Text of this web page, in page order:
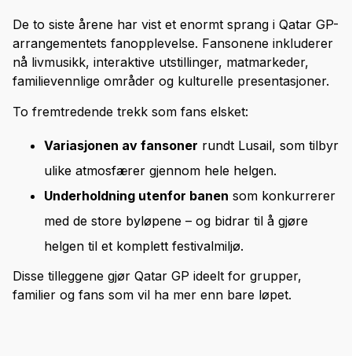
De to siste årene har vist et enormt sprang i Qatar GP-
arrangementets fanopplevelse. Fansonene inkluderer
nå livmusikk, interaktive utstillinger, matmarkeder,
familievennlige områder og kulturelle presentasjoner.
To fremtredende trekk som fans elsket:
Variasjonen av fansoner rundt Lusail, som tilbyr
ulike atmosfærer gjennom hele helgen.
Underholdning utenfor banen som konkurrerer
med de store byløpene – og bidrar til å gjøre
helgen til et komplett festivalmiljø.
Disse tilleggene gjør Qatar GP ideelt for grupper,
familier og fans som vil ha mer enn bare løpet.